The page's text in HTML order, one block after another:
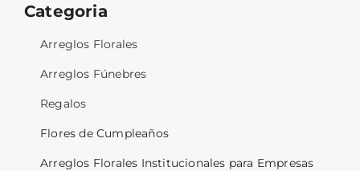
Categoria
Arreglos Florales
Arreglos Fúnebres
Regalos
Flores de Cumpleaños
Arreglos Florales Institucionales para Empresas